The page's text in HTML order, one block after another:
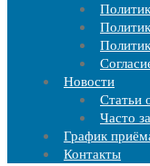
Новости
Статьи
Часто
График
Контакты